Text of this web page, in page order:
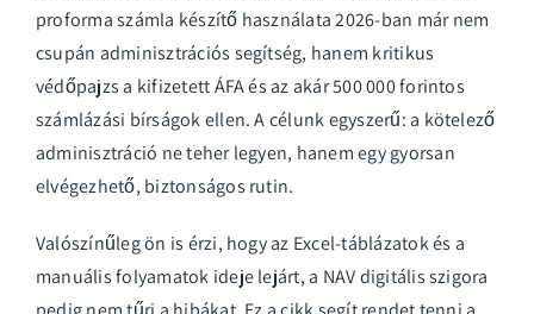
proforma számla készítő használata 2026-ban már nem
csupán adminisztrációs segítség, hanem kritikus
védőpajzs a kifizetett ÁFA és az akár 500 000 forintos
számlázási bírságok ellen. A célunk egyszerű: a kötelező
adminisztráció ne teher legyen, hanem egy gyorsan
elvégezhető, biztonságos rutin.
Valószínűleg ön is érzi, hogy az Excel-táblázatok és a
manuális folyamatok ideje lejárt, a NAV digitális szigora